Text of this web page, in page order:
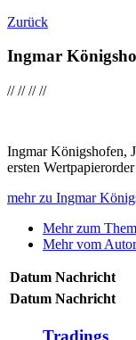
Zurück
Ingmar
////////
Ingmar Königshofen,
ersten
mehr zu Ingmar
Mehr zum
Mehr vom Autor
Datum Nachricht
Datum Nachricht
Tradings